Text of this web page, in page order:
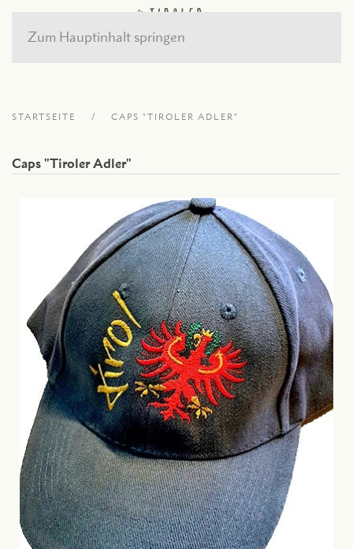
Zum Hauptinhalt springen
STARTSEITE CAPS "TIROLER ADLER"
Caps "Tiroler Adler"